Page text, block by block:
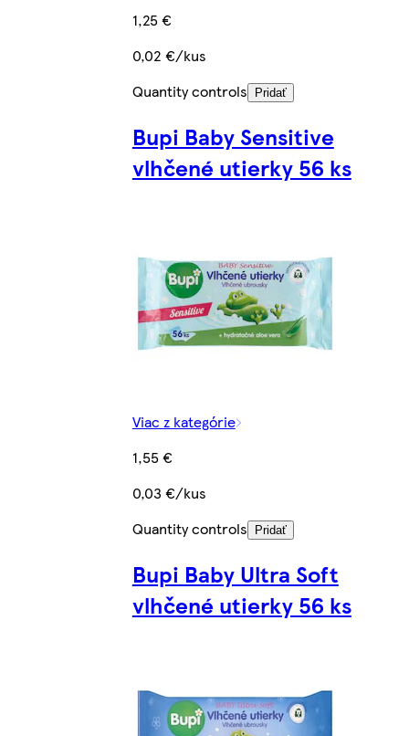
1,25 €
0,02 €/kus
Quantity controls
Pridať
Bupi Baby Sensitive
vlhčené utierky 56 ks
Viac z kategórie
1,55 €
0,03 €/kus
Quantity controls
Pridať
Bupi Baby Ultra Soft
vlhčené utierky 56 ks